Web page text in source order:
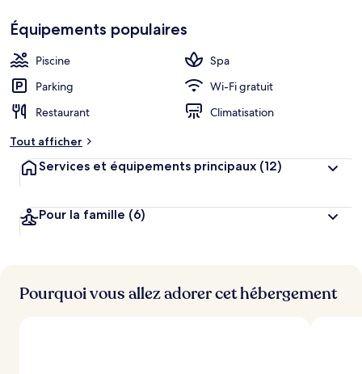
Équipements populaires
Piscine
Spa
Parking
Wi-Fi gratuit
Restaurant
Climatisation
Tout afficher
Services et équipements principaux (12)
Pour la famille (6)
Pourquoi vous allez adorer cet hébergement